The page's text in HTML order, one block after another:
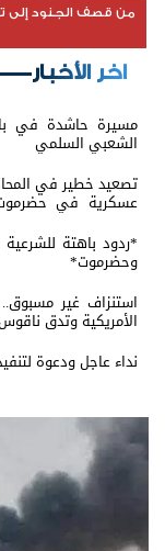
من قصف الجنود إلى
اخر الأخبار
مسيرة حاشدة في
الشعبي السلمي
تصعيد خطير في
عسكرية في حضرموت
*ردود باهتة
وحضرموت*
استنزاف غير
الأمريكية وتدق
نداء عاجل ودعوة